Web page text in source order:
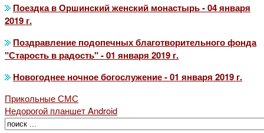
Поездка в Оршинский женский монастырь - 04 января
2019 г.
Поздравление подопечных благотворительного фонда
"Старость в радость" - 01 января 2019 г.
Новогоднее ночное богослужение - 01 января 2019 г.
Прикольные СМС
Недорогой планшет Android